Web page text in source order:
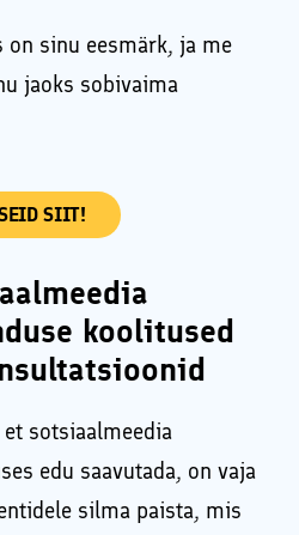
on sinu eesmärk, ja me
jaoks sobivaima
SIIT!
koolitused
et sotsiaalmeedia
edu saavutada, on vaja
silma paista, mis